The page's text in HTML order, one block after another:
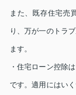
また、既存住宅売
り、万が一のトラ
ます。
・住宅ローン控除
です。適用にはい